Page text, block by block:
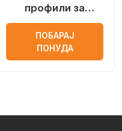
профили за
светлечки
реклами
ПОБАРАЈ
ПОНУДА